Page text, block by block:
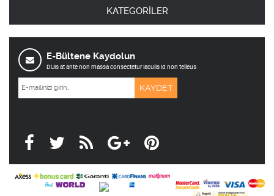
KATEGORİLER
E-Bültene Kaydolun
DUis at ante non massa consectetur iaculis id non telleus